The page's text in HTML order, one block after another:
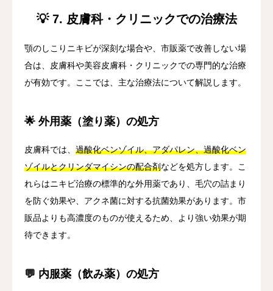
💡 7. 皮膚科・クリニックでの治療法
顎のしこりニキビが深刻な場合や、市販薬で改善しない場
合は、皮膚科や美容皮膚科・クリニックでの専門的な治療
が有効です。ここでは、主な治療法について解説します。
🌟 外用薬（塗り薬）の処方
皮膚科では、 過酸化ベンゾイル、アダパレン、過酸化ベン
ゾイルとクリンダマイシンの配合剤などを処方します。こ
れらはニキビ治療の標準的な外用薬であり、毛穴の詰まり
を防ぐ効果や、アクネ菌に対する抗菌効果があります。市
販品よりも高濃度のものが使えるため、より強い効果が期
待できます。
💬 内服薬（飲み薬）の処方